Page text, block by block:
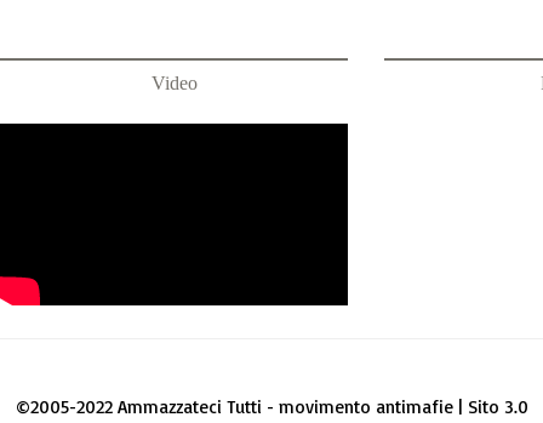
Video
©2005-2022 Ammazzateci Tutti - movimento antimafie | Sito 3.0